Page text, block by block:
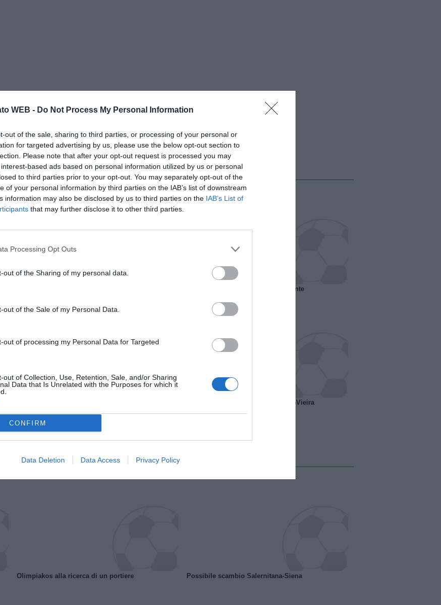
WEB - Do Not Process My Personal Information
out of the sale, sharing to third parties, or processing of your personal or
for targeted advertising by us, please use the below opt-out section to
Please note that after your opt-out request is processed you may
based ads based on personal information utilized by us or personal
to third parties prior to your opt-out. You may separately opt-out of the
of your personal information by third parties on the IAB’s list of downstream
information may also be disclosed by us to third parties on the IAB’s List of
that may further disclose it to other third parties.
Processing Opt Outs
out of the Sharing of my personal data.
out of the Sale of my Personal Data.
out of processing my Personal Data for Targeted
out of Collection, Use, Retention, Sale, and/or Sharing
Data that Is Unrelated with the Purposes for which it
CONFIRM
Data Deletion Data Access Privacy Policy
Francia, il Marsiglia senza presidente
A gennaio ipotesi scambio Davids-Vieira
Olimpiakos alla ricerca di un portiere Possibile scambio Salernitana-Siena